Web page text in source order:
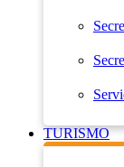
TURISMO